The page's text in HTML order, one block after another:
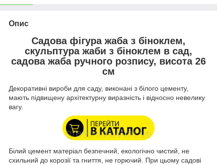
Опис
Садова фігура жаба з біноклем,
скульптура жаби з біноклем в сад,
садова жаба ручного розпису, висота 26
см
Декоративні вироби для саду, виконані з білого цементу,
мають підвищену архітектурну виразність і відносно невелику
вагу.
Білий цемент матеріал безпечний, екологічно чистий, не
схильний до корозії та гниття, не горючий. При цьому садові